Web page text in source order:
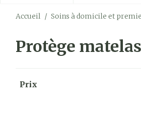
Accueil / Soins à domicile et
Protège matelas
Prix